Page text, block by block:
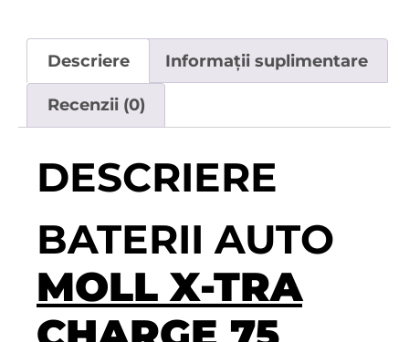
Descriere Informații suplimentare
Recenzii (0)
DESCRIERE
BATERII AUTO
MOLL X-TRA